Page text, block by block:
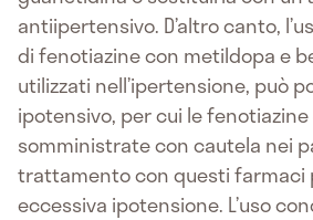
antiipertensivo. D’altro canto,
di fenotiazine con metildopa e
utilizzati nell’ipertensione, può
ipotensivo, per cui le
somministrate con cautela nei
trattamento con questi farmaci
eccessiva ipotensione. L’uso